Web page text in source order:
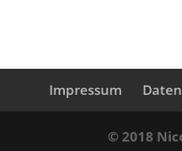
Impressum
© 2018